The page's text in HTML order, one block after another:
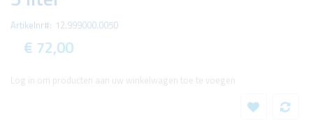
Artikelnr 12.999000.0050
€ 72,00
Log in om producten aan uw winkelwagen toe te voegen
van
afbeeldingen-
gallerij